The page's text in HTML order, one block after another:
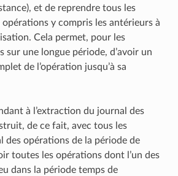
et de reprendre tous les
opérations y compris les antérieurs à
Cela permet, pour les
sur une longue période, d’avoir un
de l’opération jusqu’à sa
à l’extraction du journal des
de ce fait, avec tous les
des opérations de la période de
toutes les opérations dont l’un des
dans la période temps de